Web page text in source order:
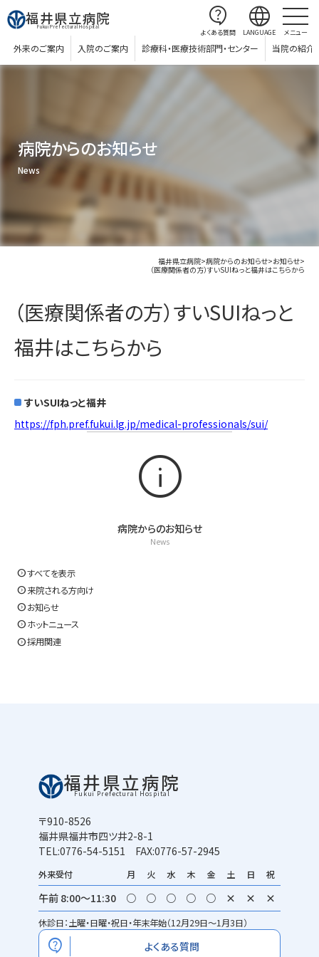
福井県立病院
Fukui Prefectural Hospital
外来のご案内 入院のご案内 診療科・医療技術部門・センター 当院の紹介
contact_support
よくある質問
language
LANGUAGE メニュー
病院からのお知らせ
News
福井県立病院>病院からのお知らせ>お知らせ>
（医療関係者の方）すいSUIねっと福井はこちらから
（医療関係者の方）すいSUIねっと
福井はこちらから
すいSUIねっと福井
https://fph.pref.fukui.lg.jp/medical-professionals/sui/
Info
病院からのお知らせ
News
expand_circle_rightすべてを表示
expand_circle_right来院される方向け
expand_circle_rightお知らせ
expand_circle_rightホットニュース
expand_circle_right採用関連
福井県立病院
Fukui Prefectural Hospital
〒910-8526
福井県福井市四ツ井2-8-1
TEL:0776-54-5151 FAX:0776-57-2945
外来受付 月 火 水 木 金 土 日 祝
午前 8:00～11:30 ○ ○ ○ ○ ○ × × ×
休診日：土曜・日曜・祝日・年末年始（12月29日～1月3日）
contact_support よくある質問